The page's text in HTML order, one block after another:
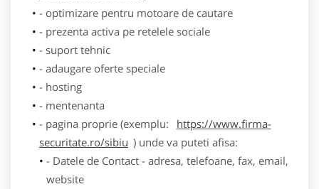
- optimizare pentru motoare de cautare
- prezenta activa pe retelele sociale
- suport tehnic
- adaugare oferte speciale
- hosting
- mentenanta
- pagina proprie (exemplu:
https://www.firma-
securitate.ro/sibiu ) unde va puteti afisa:
- Datele de Contact - adresa, telefoane, fax, email,
website